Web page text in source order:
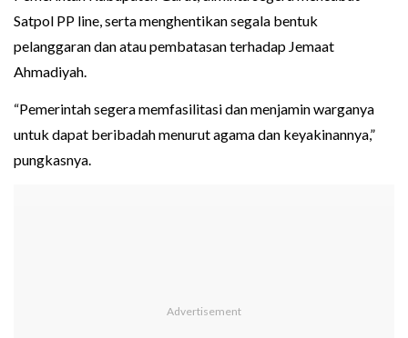
Satpol PP line, serta menghentikan segala bentuk
pelanggaran dan atau pembatasan terhadap Jemaat
Ahmadiyah.
“Pemerintah segera memfasilitasi dan menjamin warganya
untuk dapat beribadah menurut agama dan keyakinannya,”
pungkasnya.